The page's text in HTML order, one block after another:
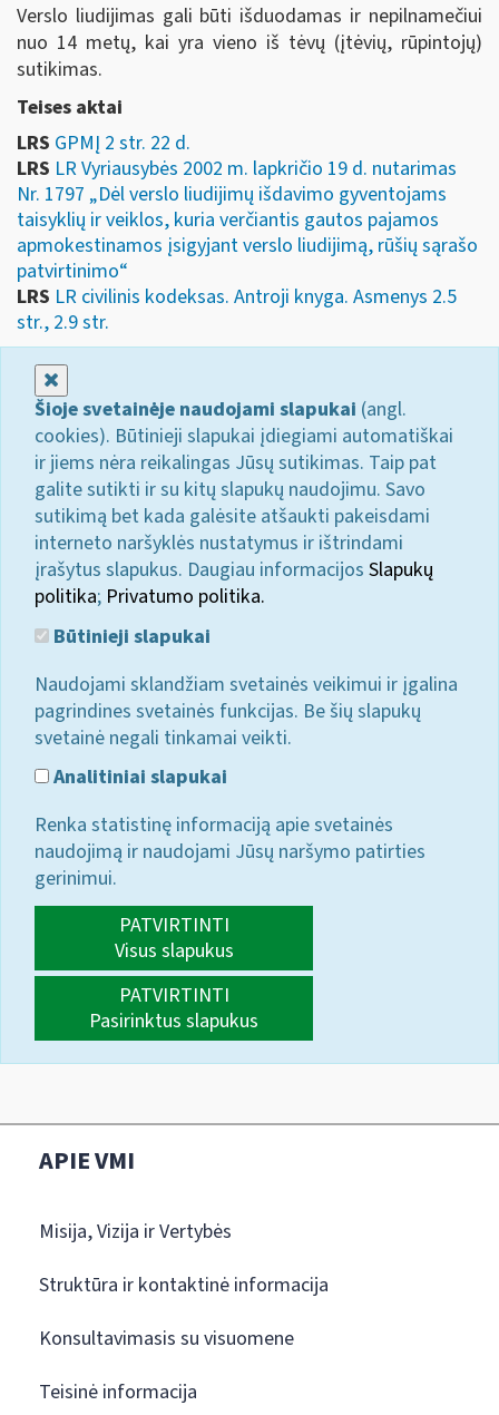
Verslo liudijimas gali būti išduodamas ir nepilnamečiui
nuo 14 metų, kai yra vieno iš tėvų (įtėvių, rūpintojų)
sutikimas.
Teises aktai
LRS GPMĮ 2 str. 22 d.
LRS LR Vyriausybės 2002 m. lapkričio 19 d. nutarimas
Nr. 1797 „Dėl verslo liudijimų išdavimo gyventojams
taisyklių ir veiklos, kuria verčiantis gautos pajamos
apmokestinamos įsigyjant verslo liudijimą, rūšių sąrašo
patvirtinimo“
LRS LR civilinis kodeksas. Antroji knyga. Asmenys 2.5
str., 2.9 str.
Šioje svetainėje naudojami slapukai (angl.
cookies). Būtinieji slapukai įdiegiami automatiškai
ir jiems nėra reikalingas Jūsų sutikimas. Taip pat
galite sutikti ir su kitų slapukų naudojimu. Savo
sutikimą bet kada galėsite atšaukti pakeisdami
interneto naršyklės nustatymus ir ištrindami
įrašytus slapukus. Daugiau informacijos Slapukų
politika; Privatumo politika.
Būtinieji slapukai
Naudojami sklandžiam svetainės veikimui ir įgalina
pagrindines svetainės funkcijas. Be šių slapukų
svetainė negali tinkamai veikti.
Analitiniai slapukai
Renka statistinę informaciją apie svetainės
naudojimą ir naudojami Jūsų naršymo patirties
gerinimui.
PATVIRTINTI
Visus slapukus
PATVIRTINTI
Pasirinktus slapukus
APIE VMI
Misija, Vizija ir Vertybės
Struktūra ir kontaktinė informacija
Konsultavimasis su visuomene
Teisinė informacija